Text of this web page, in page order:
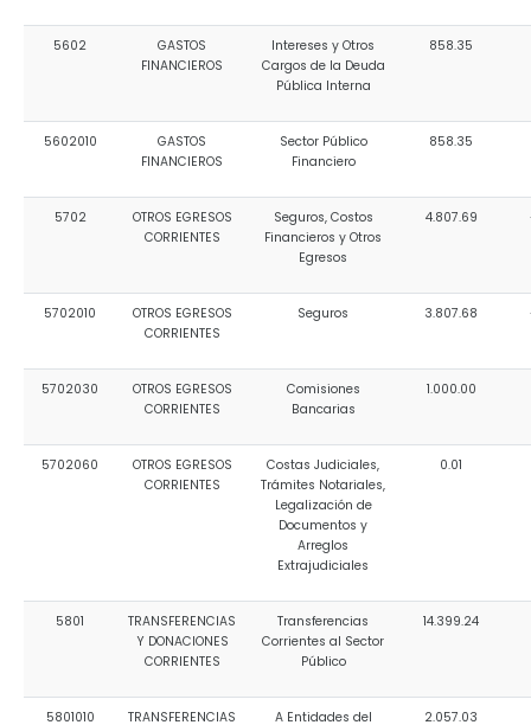
5602
GASTOS
FINANCIEROS
Intereses y Otros
Cargos de la Deuda
Pública Interna
858.35
5602010
GASTOS
FINANCIEROS
Sector Público
Financiero
858.35
5702
OTROS EGRESOS
CORRIENTES
Seguros, Costos
Financieros y Otros
Egresos
4.807.69
5702010
OTROS EGRESOS
CORRIENTES
Seguros 3.807.68
5702030
OTROS EGRESOS
CORRIENTES
Comisiones
Bancarias
1.000.00
5702060
OTROS EGRESOS
CORRIENTES
Costas Judiciales,
Trámites Notariales,
Legalización de
Documentos y
Arreglos
Extrajudiciales
0.01
5801
TRANSFERENCIAS
Y DONACIONES
CORRIENTES
Transferencias
Corrientes al Sector
Público
14.399.24
5801010
TRANSFERENCIAS
A Entidades del
2.057.03